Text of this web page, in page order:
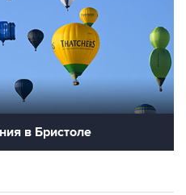
в Бристоле